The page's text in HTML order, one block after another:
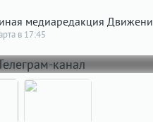
медиаредакция
в 17:45